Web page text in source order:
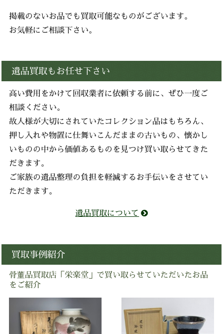
掲載のないお品でも買取可能なものがございます。
お気軽にご相談下さい。
遺品買取もお任せ下さい
高い費用をかけて回収業者に依頼する前に、ぜひ一度ご
相談ください。
故人様が大切にされていたコレクション品はもちろん、
押し入れや物置に仕舞いこんだままの古いもの、懐かし
いものの中から価値あるものを見つけ買い取らせてきた
だきます。
ご家族の遺品整理の負担を軽減するお手伝いをさせてい
ただきます。
遺品買取について
買取事例紹介
骨董品買取店「栄楽堂」で買い取らせていただいたお品
をご紹介